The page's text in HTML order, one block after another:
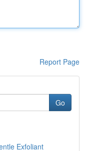
Report Page
Go
Exfoliant